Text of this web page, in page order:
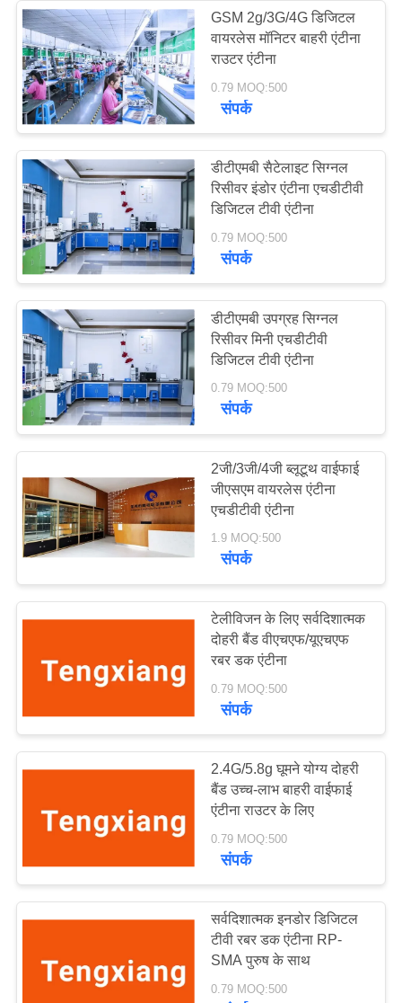
मामलों
VR
साइटमैप
PRIVACY
POLICY
शीसे रेशा बेस स्टेशन
एंटीना
हीलियम एंटीना
वाईफ़ाई रिसीवर एंटीना
17
चुंबकीय आधार एंटीना
३जी ४जी ५जी एंटीना
GSM 2g/3G/4G डिजिटल
वायरलेस मॉनिटर बाहरी एंटीना
राउटर एंटीना
0.79 MOQ:500
संपर्क
डीटीएमबी सैटेलाइट सिग्नल
रिसीवर इंडोर एंटीना एचडीटीवी
डिजिटल टीवी एंटीना
0.79 MOQ:500
संपर्क
डीटीएमबी उपग्रह सिग्नल
रिसीवर मिनी एचडीटीवी
डिजिटल टीवी एंटीना
0.79 MOQ:500
संपर्क
2जी/3जी/4जी ब्लूटूथ वाईफाई
जीएसएम वायरलेस एंटीना
एचडीटीवी एंटीना
1.9 MOQ:500
संपर्क
टेलीविजन के लिए सर्वदिशात्मक
दोहरी बैंड वीएचएफ/यूएचएफ
रबर डक एंटीना
0.79 MOQ:500
संपर्क
2.4G/5.8g घूमने योग्य दोहरी
बैंड उच्च-लाभ बाहरी वाईफाई
एंटीना राउटर के लिए
0.79 MOQ:500
संपर्क
सर्वदिशात्मक इनडोर डिजिटल
टीवी रबर डक एंटीना RP-
SMA पुरुष के साथ
0.79 MOQ:500